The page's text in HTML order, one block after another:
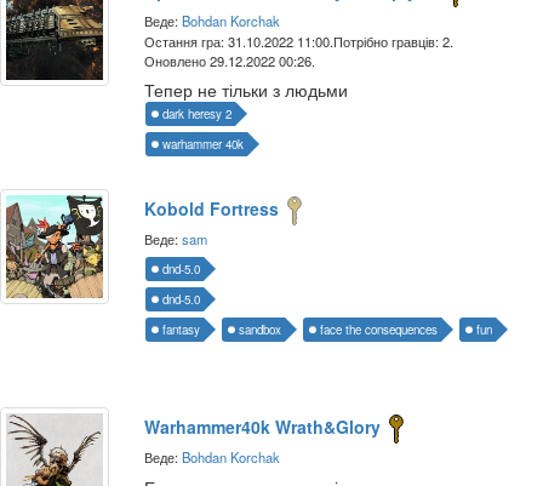
Веде:Bohdan Korchak
Остання гра: 31.10.2022 11:00.Потрібно гравців: 2.
Оновлено 29.12.2022 00:26.
Тепер не тільки з людьми
dark heresy 2
warhammer 40k
Kobold Fortress
Веде:sam
dnd-5.0
dnd-5.0
fantasy
sandbox face the consequences fun
Warhammer40k Wrath&Glory
Веде:Bohdan Korchak